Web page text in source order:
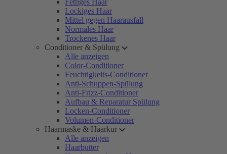
Fettiges Haar
Lockiges Haar
Mittel gegen Haarausfall
Normales Haar
Trockenes Haar
Conditioner & Spülung
Alle anzeigen
Color-Conditioner
Feuchtigkeits-Conditioner
Anti-Schuppen-Spülung
Anti-Frizz-Conditioner
Aufbau & Reparatur Spülung
Locken-Conditioner
Volumen-Conditioner
Haarmaske & Haarkur
Alle anzeigen
Haarbutter